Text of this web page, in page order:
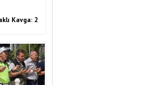
Kavga: 2